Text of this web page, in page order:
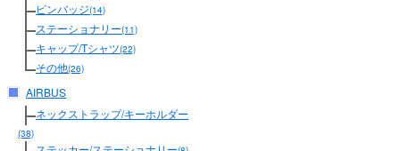
ピンバッジ(14)
ステーショナリー(11)
キャップ/Tシャツ(22)
その他(26)
AIRBUS
ネックストラップ/キーホルダー
(38)